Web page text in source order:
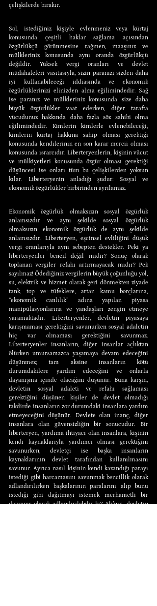
çelişkilerde bırakır.
Sol, istediğiniz kişiyle evlenmeniz veya kürtaj
konusunda çeşitli haklar sağlama açısından
özgürlükçü görünmesine rağmen, maaşınız ve
mülkleriniz konusunda aynı oranda özgürlükçü
değildir. Yüksek vergi oranları ve devlet
müdahaleleri vasıtasıyla, sizin paranızı sizden daha
iyi kullanabileceği iddiasında ve ekonomik
özgürlüklerinizi elinizden alma eğilimindedir. Sağ
ise paranız ve mülkleriniz konusunda size daha
büyük özgürlükler vaat ederken, diğer tarafta
vücudunuz hakkında daha fazla söz sahibi olma
eğilimindedir. Kimlerin kimlerle evlenebileceği,
kimlerin kürtaj hakkına sahip olması gerektiği
konusunda kendilerinin en son karar mercii olması
konusunda ısrarcıdır. Liberteryenlerin, kişinin vücut
ve mülkiyetleri konusunda özgür olması gerektiği
düşüncesi ise onları tüm bu çelişkilerden yoksun
kılar. Liberteryenin anladığı şudur: Sosyal ve
ekonomik özgürlükler birbirinden ayrılamaz.
Ekonomik özgürlük olmaksızın sosyal özgürlük
anlamsızdır ve aynı şekilde sosyal özgürlük
olmaksızın ekonomik özgürlük de aynı şekilde
anlamsızdır. Liberteryen, eşcinsel evliliğini düşük
vergi oranlarıyla aynı sebepten destekler. Peki ya
liberteryenler bencil değil midir? Sonuç olarak
toplanan vergiler refahı artırmayacak mıdır? Pek
sayılmaz! Ödediğiniz vergilerin büyük çoğunluğu yol,
su, elektrik ve hizmet olarak geri dönmekten ziyade
tank, top ve tüfeklere, artan kamu borçlarına,
“ekonomik canlılık” adına yapılan piyasa
manipülasyonlarına ve yandaşları zengin etmeye
yaramaktadır. Liberteryenler, devletin piyasaya
karışmaması gerektiğini savunurken sosyal adaletin
hiç var olmaması gerektiğini savunmaz.
Liberteryenler insanların, diğer insanlar açlıktan
ölürken umursamazca yaşamaya devam edeceğini
düşünmez; tam aksine insanların kötü
durumdakilere yardım edeceğini ve onlarla
dayanışma içinde olacağını düşünür. Buna karşın,
devletin sosyal adaleti ve refahı sağlaması
gerektiğini düşünen kişiler de devlet olmadığı
takdirde insanların zor durumdaki insanlara yardım
etmeyeceğini düşünür. Devlete olan inanç, diğer
insanlara olan güvensizliğin bir sonucudur. Bir
liberteryen, yardıma ihtiyacı olan insanlara, kişinin
kendi kaynaklarıyla yardımcı olması gerektiğini
savunurken, devletçi ise başka insanların
kaynaklarının devlet tarafından kullanılmasını
savunur. Ayrıca nasıl kişinin kendi kazandığı parayı
istediği gibi harcamasını savunmak bencillik olarak
adlandırılırken başkalarının paralarını alıp bunu
istediği gibi dağıtmayı istemek merhametli bir
davranış olarak adlandırılabilir ki? Ali’nin, devletin